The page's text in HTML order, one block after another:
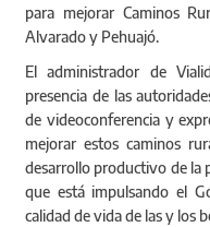
para mejorar Caminos
Alvarado y Pehuajó.
El administrador de
presencia de las
de videoconferencia y
mejorar estos caminos
desarrollo productivo de la
que está impulsando el
calidad de vida de las y los